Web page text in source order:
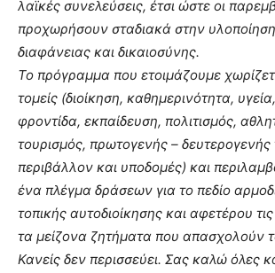
λαϊκές συνελεύσεις, έτσι ώστε οι
προχωρήσουν σταδιακά στην
διαφάνειας και δικαιοσύνης.
Το πρόγραμμα που ετοιμάζουμε
τομείς (διοίκηση, καθημερινότητα,
φροντίδα, εκπαίδευση, πολιτισμός,
τουρισμός, πρωτογενής – δευτερογενής
περιβάλλον και υποδομές) και
ένα πλέγμα δράσεων για το πεδίο
τοπικής αυτοδιοίκησης και αφετέρου
τα μείζονα ζητήματα που απασχολούν
Κανείς δεν περισσεύει. Σας καλώ όλες